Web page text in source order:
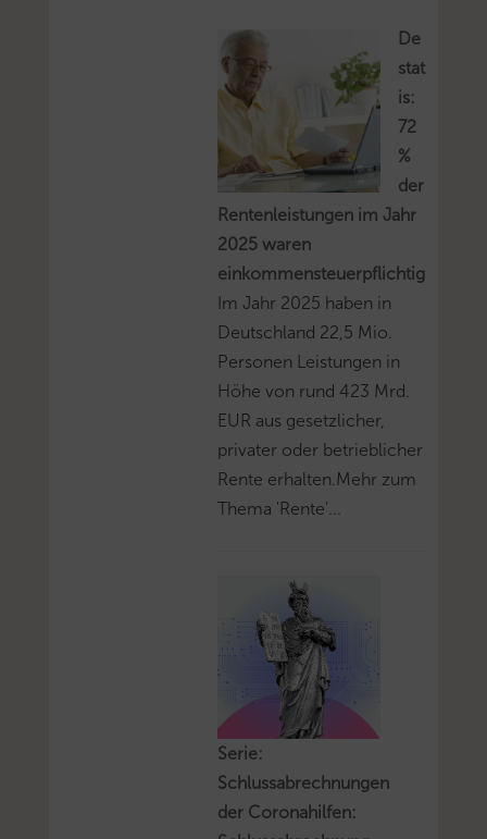
De
stat
is:
72
%
der
Rentenleistungen im Jahr
2025 waren
einkommensteuerpflichtig
Im Jahr 2025 haben in
Deutschland 22,5 Mio.
Personen Leistungen in
Höhe von rund 423 Mrd.
EUR aus gesetzlicher,
privater oder betrieblicher
Rente erhalten.Mehr zum
Thema 'Rente'...
Serie:
Schlussabrechnungen
der Coronahilfen: